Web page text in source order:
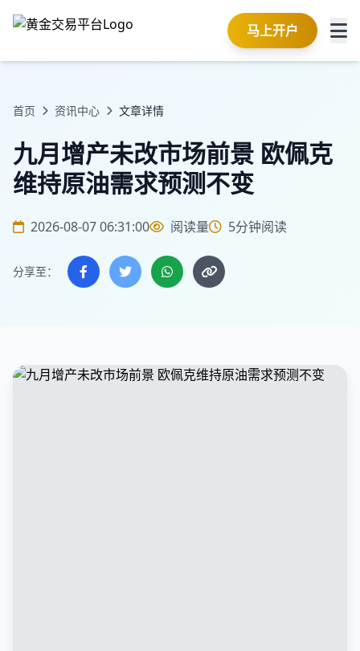
马上开户
首页 资讯中心 文章详情
九月增产未改市场前景 欧佩克
维持原油需求预测不变
2026-08-07 06:31:00 阅读量 5分钟阅读
分享至：